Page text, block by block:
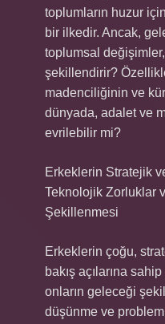
toplumların huzur
bir ilkedir. Ancak,
toplumsal değişimler,
şekillendirir?
madenciliğinin ve
dünyada, adalet ve
evrilebilir mi?
Erkeklerin Stratejik
Teknolojik Zorluklar
Şekillenmesi
Erkeklerin çoğu,
bakış açılarına
onların geleceği
düşünme ve